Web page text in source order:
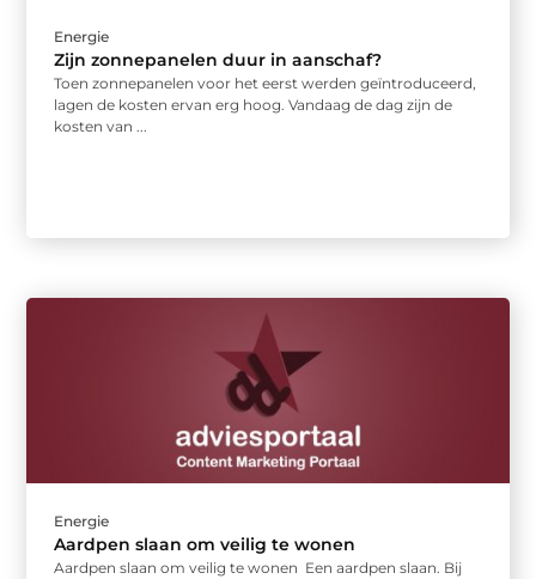
Energie
Zijn zonnepanelen duur in aanschaf?
Toen zonnepanelen voor het eerst werden geïntroduceerd,
lagen de kosten ervan erg hoog. Vandaag de dag zijn de
kosten van ...
Energie
Aardpen slaan om veilig te wonen
Aardpen slaan om veilig te wonen Een aardpen slaan. Bij